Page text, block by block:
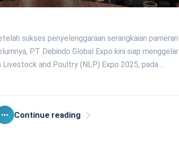
sukses penyelenggaraan serangkaian pameran
PT Debindo Global Expo kini siap menggelar
and Poultry (NLP) Expo 2025, pada…
Continue reading